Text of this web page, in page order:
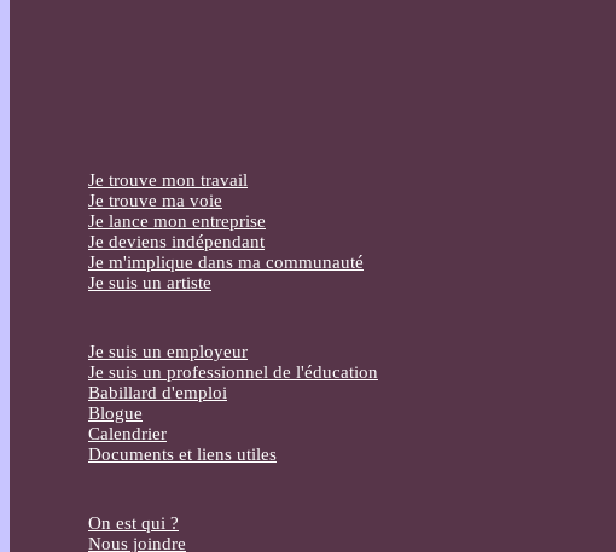
Je trouve mon travail
Je trouve ma voie
Je lance mon entreprise
Je deviens indépendant
Je m'implique dans ma communauté
Je suis un artiste
Je suis un employeur
Je suis un professionnel de l'éducation
Babillard d'emploi
Blogue
Calendrier
Documents et liens utiles
On est qui ?
Nous joindre